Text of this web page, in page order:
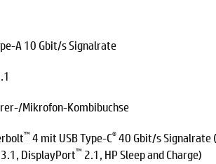
A 10 Gbit/s Signalrate
Mikrofon-Kombibuchse
™4 mit USB Type-C®40 Gbit/s Signalrate
DisplayPort™ 2.1, HP Sleep and Charge)